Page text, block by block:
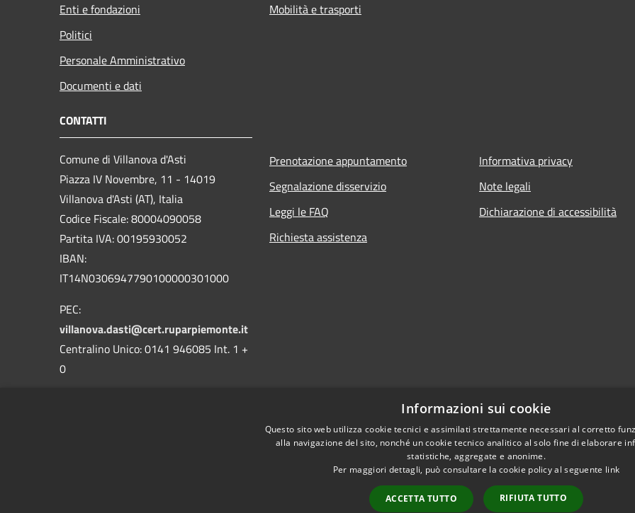
Enti e fondazioni
Politici
Personale Amministrativo
Documenti e dati
Mobilità e trasporti
CONTATTI
Comune di Villanova d'Asti
Piazza IV Novembre, 11 - 14019
Villanova d'Asti (AT), Italia
Codice Fiscale: 80004090058
Partita IVA: 00195930052
IBAN:
IT14N0306947790100000301000
PEC:
villanova.dasti@cert.ruparpiemonte.it
Centralino Unico: 0141 946085 Int. 1 +
0
Prenotazione appuntamento
Segnalazione disservizio
Leggi le FAQ
Richiesta assistenza
Informativa privacy
Note legali
Dichiarazione di accessibilità
Informazioni sui cookie
Questo sito web utilizza cookie tecnici e assimilati strettamente necessari al corretto
alla navigazione del sito, nonché un cookie tecnico analitico al solo fine di elaborare
statistiche, aggregate e anonime.
Per maggiori dettagli, può consultare la cookie policy al seguente link
ACCETTA TUTTO RIFIUTA TUTTO